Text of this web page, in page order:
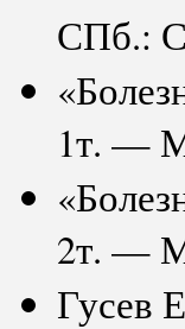
СПб.:
1т. —
2т. —
Гусев